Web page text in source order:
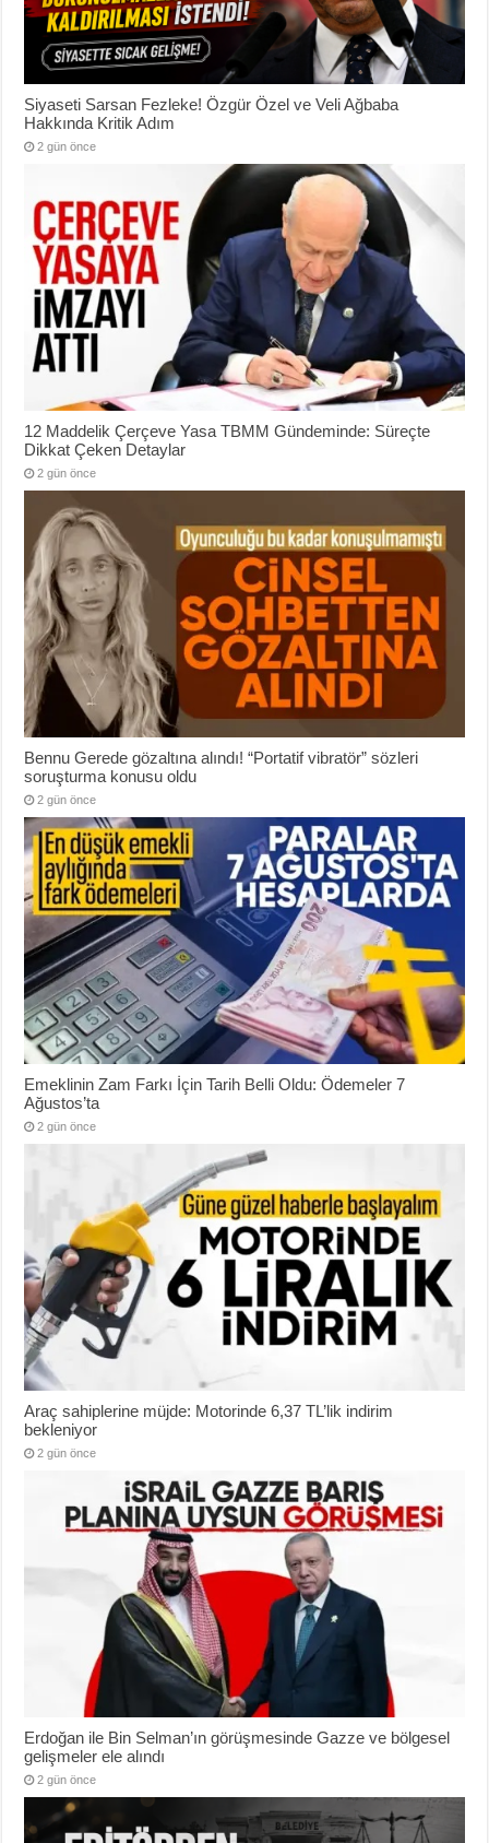
Siyaseti Sarsan Fezleke! Özgür Özel ve Veli Ağbaba
Hakkında Kritik Adım
2 gün önce
12 Maddelik Çerçeve Yasa TBMM Gündeminde: Süreçte
Dikkat Çeken Detaylar
2 gün önce
Bennu Gerede gözaltına alındı! “Portatif vibratör” sözleri
soruşturma konusu oldu
2 gün önce
Emeklinin Zam Farkı İçin Tarih Belli Oldu: Ödemeler 7
Ağustos’ta
2 gün önce
Araç sahiplerine müjde: Motorinde 6,37 TL’lik indirim
bekleniyor
2 gün önce
Erdoğan ile Bin Selman’ın görüşmesinde Gazze ve bölgesel
gelişmeler ele alındı
2 gün önce